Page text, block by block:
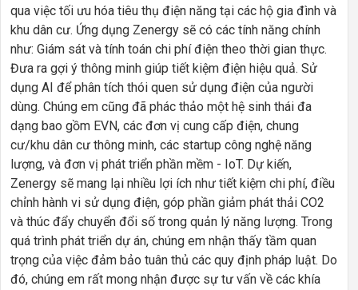
qua việc tối ưu hóa tiêu thụ điện năng tại các hộ gia đình và
khu dân cư. Ứng dụng Zenergy sẽ có các tính năng chính
như: Giám sát và tính toán chi phí điện theo thời gian thực.
Đưa ra gợi ý thông minh giúp tiết kiệm điện hiệu quả. Sử
dụng AI để phân tích thói quen sử dụng điện của người
dùng. Chúng em cũng đã phác thảo một hệ sinh thái đa
dạng bao gồm EVN, các đơn vị cung cấp điện, chung
cư/khu dân cư thông minh, các startup công nghệ năng
lượng, và đơn vị phát triển phần mềm - IoT. Dự kiến,
Zenergy sẽ mang lại nhiều lợi ích như tiết kiệm chi phí, điều
chỉnh hành vi sử dụng điện, góp phần giảm phát thải CO2
và thúc đẩy chuyển đổi số trong quản lý năng lượng. Trong
quá trình phát triển dự án, chúng em nhận thấy tầm quan
trọng của việc đảm bảo tuân thủ các quy định pháp luật. Do
đó, chúng em rất mong nhận được sự tư vấn về các khía